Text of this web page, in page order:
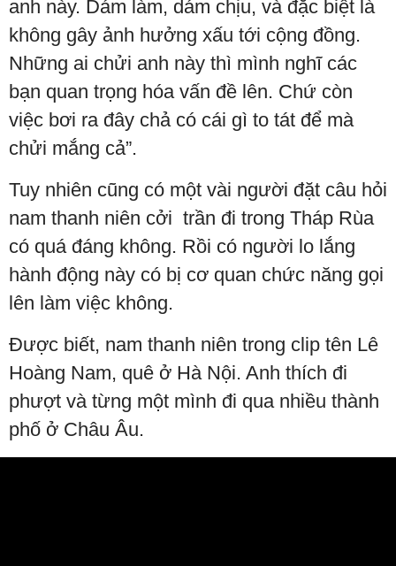
anh này. Dám làm, dám chịu, và đặc biệt là
không gây ảnh hưởng xấu tới cộng đồng.
Những ai chửi anh này thì mình nghĩ các
bạn quan trọng hóa vấn đề lên. Chứ còn
việc bơi ra đây chả có cái gì to tát để mà
chửi mắng cả”.
Tuy nhiên cũng có một vài người đặt câu hỏi
nam thanh niên cởi trần đi trong Tháp Rùa
có quá đáng không. Rồi có người lo lắng
hành động này có bị cơ quan chức năng gọi
lên làm việc không.
Được biết, nam thanh niên trong clip tên Lê
Hoàng Nam, quê ở Hà Nội. Anh thích đi
phượt và từng một mình đi qua nhiều thành
phố ở Châu Âu.